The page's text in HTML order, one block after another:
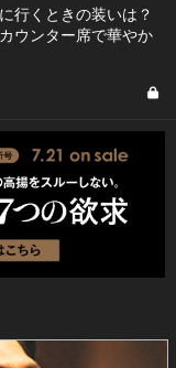
行くときの装いは？
ウンター席で華やか